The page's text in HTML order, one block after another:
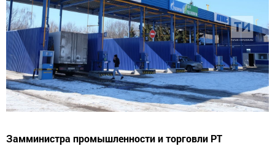
Замминистра промышленности и торговли РТ